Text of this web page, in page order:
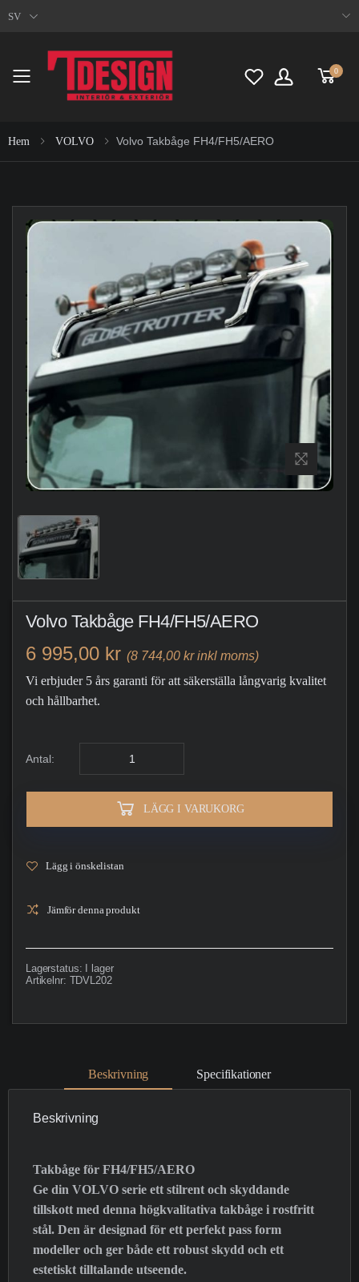
SV
Toggle mobile menu
0
Hem VOLVO Volvo Takbåge FH4/FH5/AERO
Volvo Takbåge FH4/FH5/AERO
6 995,00 kr (8 744,00 kr inkl moms)
Vi erbjuder 5 års garanti för att säkerställa långvarig kvalitet
och hållbarhet.
Antal:
LÄGG I VARUKORG
Lägg i önskelistan
Jämför denna produkt
Lagerstatus:
I lager
Artikelnr: TDVL202
Beskrivning Specifikationer
Beskrivning
Takbåge för FH4/FH5/AERO
Ge din VOLVO serie ett stilrent och skyddande
tillskott med denna högkvalitativa takbåge i rostfritt
stål. Den är designad för ett perfekt pass form
modeller och ger både ett robust skydd och ett
estetiskt tilltalande utseende.